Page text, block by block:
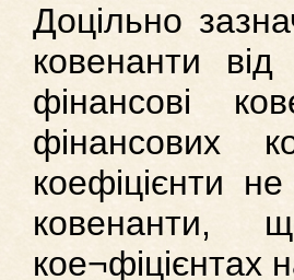
Доцільно
ковенанти від
фінансові
фінансових
коефіцієнти
ковенанти,
кое¬фіцієнтах